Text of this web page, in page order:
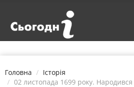
Головна
Історія
02 листопада 1699 року.